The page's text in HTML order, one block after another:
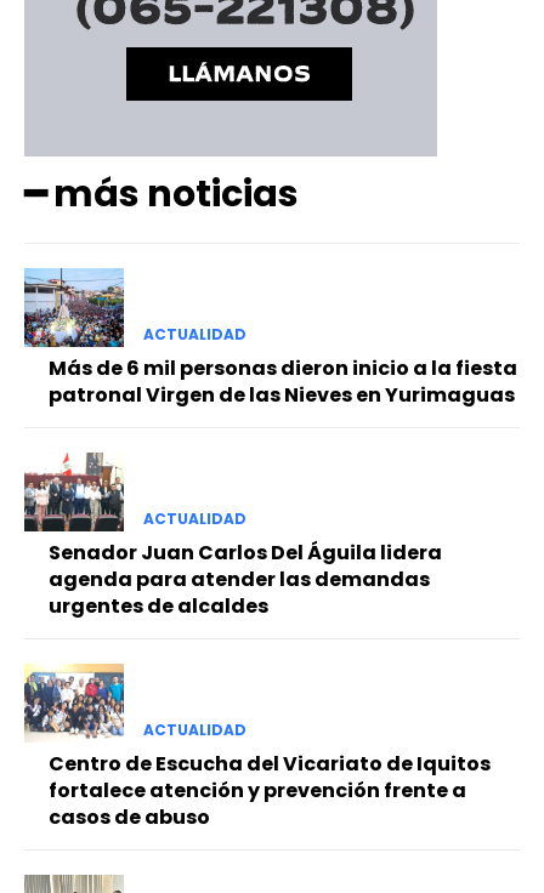
━ más noticias
ACTUALIDAD
Más de 6 mil personas dieron inicio a la fiesta
patronal Virgen de las Nieves en Yurimaguas
ACTUALIDAD
Senador Juan Carlos Del Águila lidera
agenda para atender las demandas
urgentes de alcaldes
ACTUALIDAD
Centro de Escucha del Vicariato de Iquitos
fortalece atención y prevención frente a
casos de abuso